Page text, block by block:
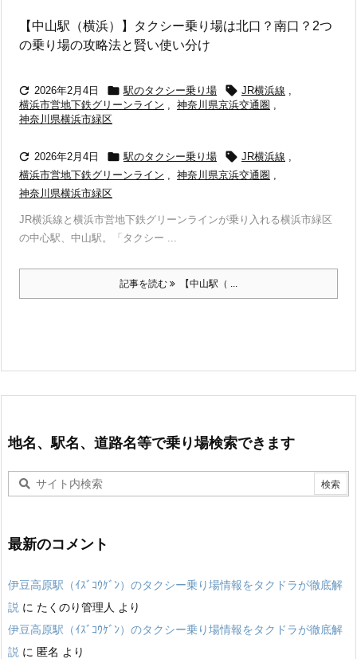
【中山駅（横浜）】タクシー乗り場は北口？南口？2つ
の乗り場の攻略法と賢い使い分け
 2026年2月4日  駅のタクシー乗り場  JR横浜線 ,
横浜市営地下鉄グリーンライン , 神奈川県京浜交通圏 ,
神奈川県横浜市緑区
 2026年2月4日  駅のタクシー乗り場  JR横浜線 ,
横浜市営地下鉄グリーンライン , 神奈川県京浜交通圏 ,
神奈川県横浜市緑区
JR横浜線と横浜市営地下鉄グリーンラインが乗り入れる横浜市緑区
の中心駅、中山駅。「タクシー ...
記事を読む 【中山駅（ ...
地名、駅名、道路名等で乗り場検索できます
最新のコメント
伊豆高原駅（ｲｽﾞｺｳｹﾞﾝ）のタクシー乗り場情報をタクドラが徹底解
説 に たくのり管理人 より
伊豆高原駅（ｲｽﾞｺｳｹﾞﾝ）のタクシー乗り場情報をタクドラが徹底解
説 に 匿名 より